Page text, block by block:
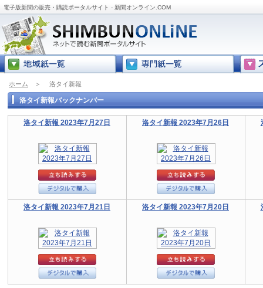
電子版新聞の販売・購読ポータルサイト - 新聞オンライン.COM
ホーム ＞ 洛タイ新報
洛タイ新報バックナンバー
洛タイ新報 2023年7月27日 洛タイ新報 2023年7月26日
洛タイ新報 2023年7月21日 洛タイ新報 2023年7月20日